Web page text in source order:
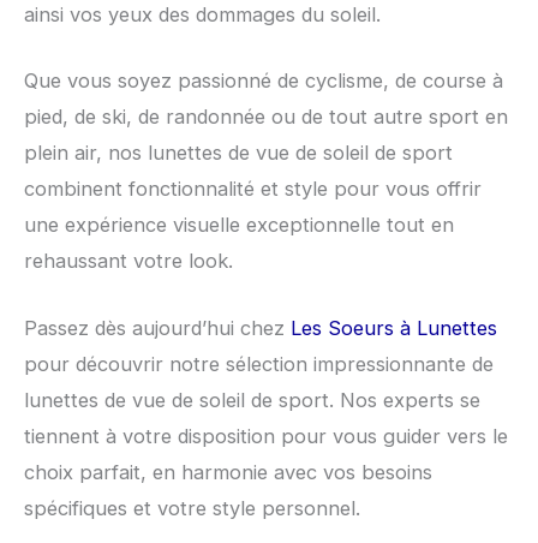
ainsi vos yeux des dommages du soleil.
Que vous soyez passionné de cyclisme, de course à
pied, de ski, de randonnée ou de tout autre sport en
plein air, nos lunettes de vue de soleil de sport
combinent fonctionnalité et style pour vous offrir
une expérience visuelle exceptionnelle tout en
rehaussant votre look.
Passez dès aujourd’hui chez Les Soeurs à Lunettes
pour découvrir notre sélection impressionnante de
lunettes de vue de soleil de sport. Nos experts se
tiennent à votre disposition pour vous guider vers le
choix parfait, en harmonie avec vos besoins
spécifiques et votre style personnel.